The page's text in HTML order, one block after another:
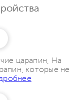
царапин, На
которые не